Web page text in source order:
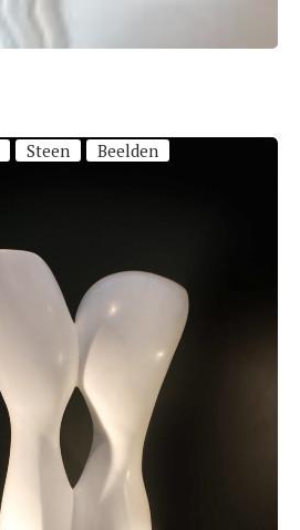
Steen Beelden